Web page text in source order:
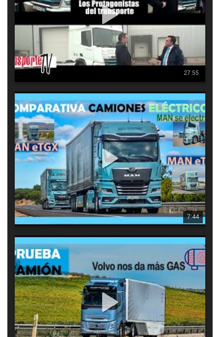
27:55
1
7:44
Comparativa camiones eléctricos MAN eTGX y MAN eTGS
MAN apuesta por la electrificación del transporte pesado con
dos modelos que, pese a compartir la misma base
tecnológica, responden
8678
19
0
Prueba camión Volvo FH 500 G13S500A 4X2
transporte TV prueba por segunda un camión de Volvo Trucks
impulsado por gas y esta vez con una potencia de